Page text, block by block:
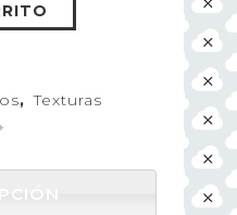
, Texturas